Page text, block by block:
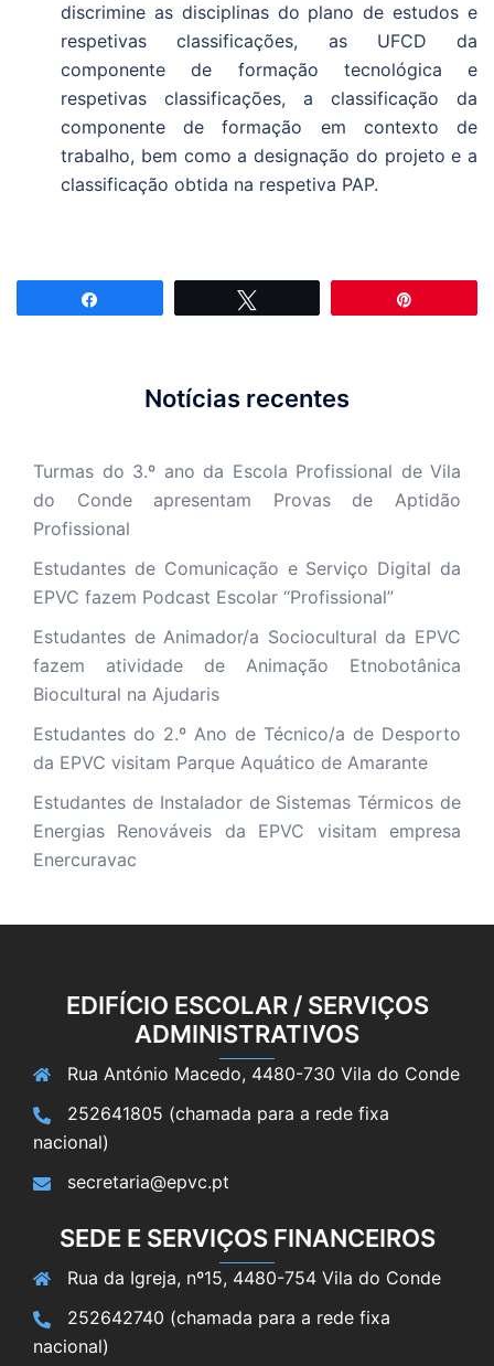
discrimine as disciplinas do plano de estudos e
respetivas classificações, as UFCD da
componente de formação tecnológica e
respetivas classificações, a classificação da
componente de formação em contexto de
trabalho, bem como a designação do projeto e a
classificação obtida na respetiva PAP.
Notícias recentes
Turmas do 3.º ano da Escola Profissional de Vila
do Conde apresentam Provas de Aptidão
Profissional
Estudantes de Comunicação e Serviço Digital da
EPVC fazem Podcast Escolar “Profissional”
Estudantes de Animador/a Sociocultural da EPVC
fazem atividade de Animação Etnobotânica
Biocultural na Ajudaris
Estudantes do 2.º Ano de Técnico/a de Desporto
da EPVC visitam Parque Aquático de Amarante
Estudantes de Instalador de Sistemas Térmicos de
Energias Renováveis da EPVC visitam empresa
Enercuravac
EDIFÍCIO ESCOLAR / SERVIÇOS
ADMINISTRATIVOS
Rua António Macedo, 4480-730 Vila do Conde
252641805 (chamada para a rede fixa
nacional)
secretaria@epvc.pt
SEDE E SERVIÇOS FINANCEIROS
Rua da Igreja, nº15, 4480-754 Vila do Conde
252642740 (chamada para a rede fixa
nacional)